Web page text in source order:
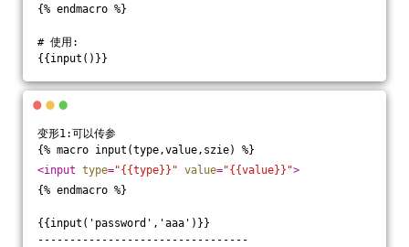
{% endmacro %}
# 使用:
{{input()}}
变形1:可以传参
{% macro input(type,value,szie) %}
<input type="{{type}}" value="{{value}}">
{% endmacro %}
{{input('password','aaa')}}
---------------------------------